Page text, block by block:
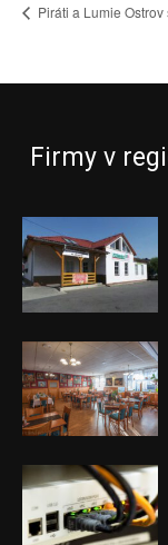
Piráti a Lumie
Firmy v